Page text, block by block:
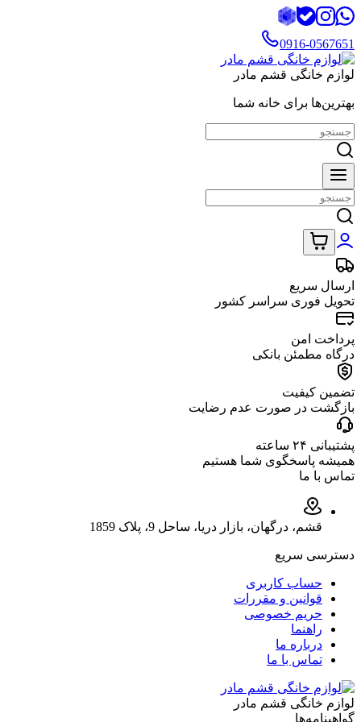
0916-0567651
لوازم خانگی قشم مادر
بهترین‌ها برای خانه شما
ارسال سریع
تحویل فوری سراسر کشور
پرداخت امن
درگاه مطمئن بانکی
تضمین کیفیت
بازگشت در صورت عدم رضایت
پشتیبانی ۲۴ ساعته
همیشه پاسخگوی شما هستیم
تماس با ما
قشم، درگهان، بازار دریا، ساحل 9، پلاک 1859
دسترسی سریع
حساب کاربری
قوانین و مقررات
حریم خصوصی
راهنما
درباره ما
تماس با ما
لوازم خانگی قشم مادر
گواهینامه‌ها